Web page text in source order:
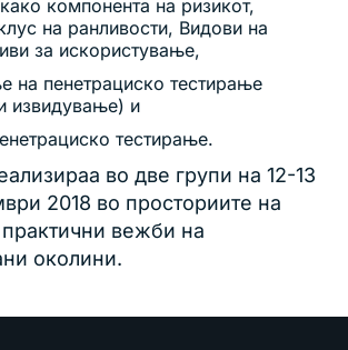
компонента на ризикот,
на ранливости, Видови на
за искористување,
на пенетрациско тестирање
извидување) и
тестирање.
во две групи на 12-13
2018 во просториите на
вежби на
околини.